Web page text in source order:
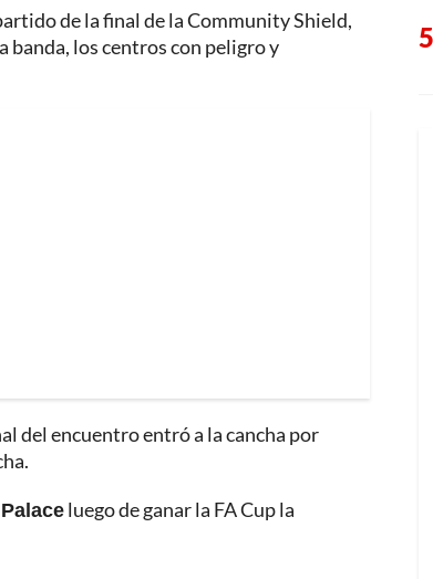
de la final de la Community Shield,
banda, los centros con peligro y
del encuentro entró a la cancha por
luego de ganar la FA Cup la